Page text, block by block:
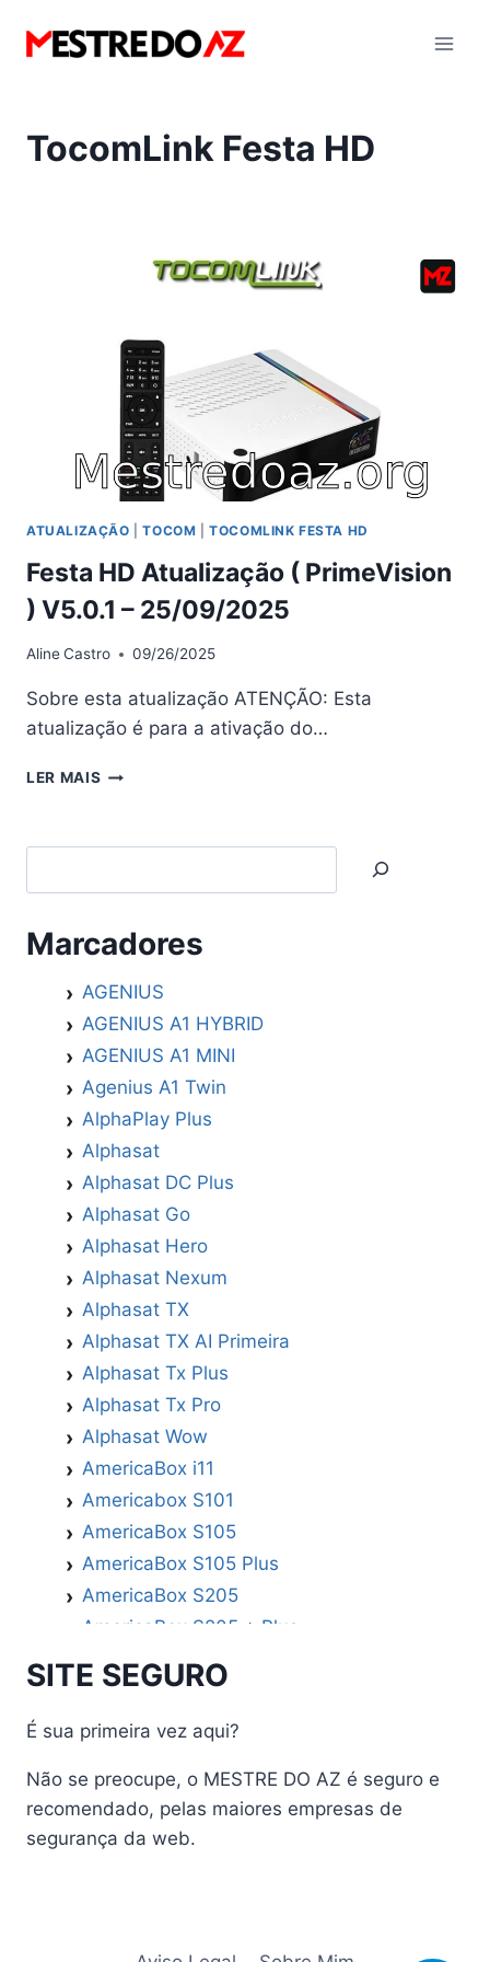
para
TocomLink Festa HD
ATUALIZAÇÃO |TOCOM |TOCOMLINK FESTA HD
Festa HD Atualização ( PrimeVision
) V5.0.1 – 25/09/2025
AlineCastro 09/26/2025
Sobre esta atualização ATENÇÃO: Esta
atualização é para a ativação do…
LER MAIS FESTA
–
25/09/2025
Marcadores
AGENIUS
AGENIUS A1 HYBRID
AGENIUS A1 MINI
Agenius A1 Twin
AlphaPlay Plus
Alphasat
Alphasat DC Plus
Alphasat Go
Alphasat Hero
Alphasat Nexum
Alphasat TX
Alphasat TX AI Primeira
Alphasat Tx Plus
Alphasat Tx Pro
Alphasat Wow
AmericaBox i11
Americabox S101
AmericaBox S105
AmericaBox S105 Plus
AmericaBox S205
AmericaBox S205 + Plus
AmericaBox S305 GX
AmericaBox S305 Plus
AmericaBox S705
Athomics
Athomics Active Express Primeira
Athomics Eon UHD
SITE SEGURO
É sua primeira vez aqui?
Não se preocupe, o MESTRE DO AZ é seguro e
recomendado, pelas maiores empresas de
segurança da web.